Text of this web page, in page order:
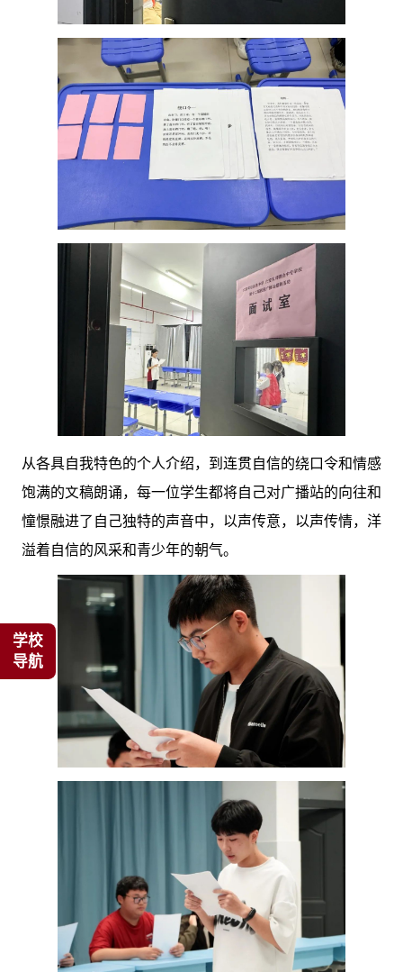
从各具自我特色的个人介绍，到连贯自信的绕口令和情感
饱满的文稿朗诵，每一位学生都将自己对广播站的向往和
憧憬融进了自己独特的声音中，以声传意，以声传情，洋
溢着自信的风采和青少年的朝气。
学校
导航